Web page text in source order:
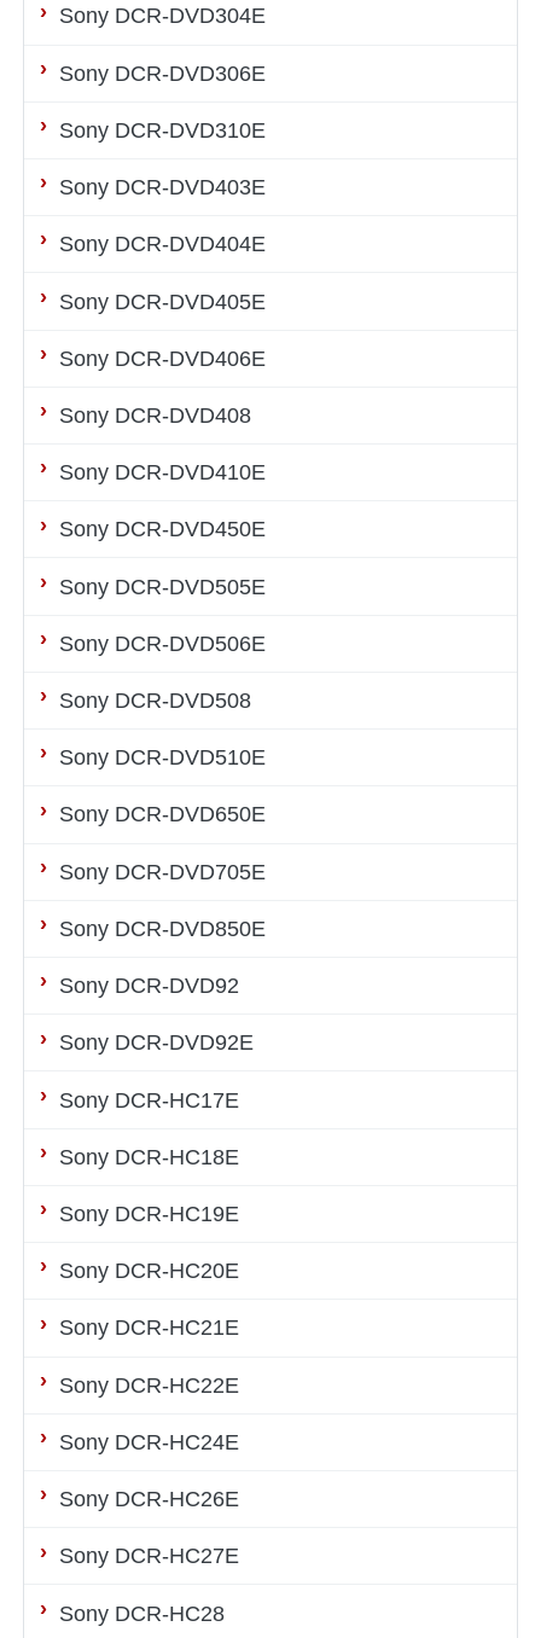
Sony DCR-DVD304E
Sony DCR-DVD306E
Sony DCR-DVD310E
Sony DCR-DVD403E
Sony DCR-DVD404E
Sony DCR-DVD405E
Sony DCR-DVD406E
Sony DCR-DVD408
Sony DCR-DVD410E
Sony DCR-DVD450E
Sony DCR-DVD505E
Sony DCR-DVD506E
Sony DCR-DVD508
Sony DCR-DVD510E
Sony DCR-DVD650E
Sony DCR-DVD705E
Sony DCR-DVD850E
Sony DCR-DVD92
Sony DCR-DVD92E
Sony DCR-HC17E
Sony DCR-HC18E
Sony DCR-HC19E
Sony DCR-HC20E
Sony DCR-HC21E
Sony DCR-HC22E
Sony DCR-HC24E
Sony DCR-HC26E
Sony DCR-HC27E
Sony DCR-HC28